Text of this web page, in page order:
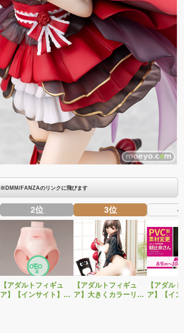
※DMM/FANZAのリンクに飛びます
2位
【アダルトフィギュ
ア】【インサイト】ベ
3位
【アダルトフィギュ
ア】大きくカラーリン
4
【アダル
ア】【イ